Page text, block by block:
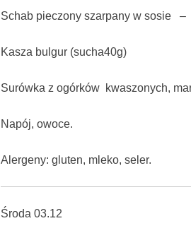
Schab pieczony szarpany w sosie
Kasza bulgur (sucha40g)
Surówka z ogórków kwaszonych,
Napój, owoce.
Alergeny: gluten, mleko, seler.
Środa 03.12